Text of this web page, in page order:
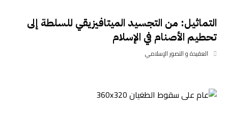
التماثيل: من التجسيد الميتافيزيقي للسلطة إلى
تحطيم الأصنام في الإسلام
العقيدة و التصور الإسلامي